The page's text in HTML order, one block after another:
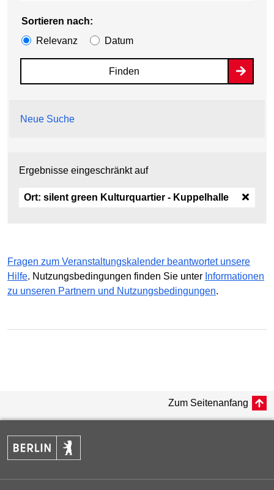
Sortieren nach:
Relevanz
Datum
Finden
Neue Suche
Ergebnisse eingeschränkt auf
Ort: silent green Kulturquartier - Kuppelhalle
Fragen zum Veranstaltungskalender beantwortet unsere
Hilfe. Nutzungsbedingungen finden Sie unter Informationen
zu unseren Partnern und Nutzungsbedingungen.
Zum Seitenanfang